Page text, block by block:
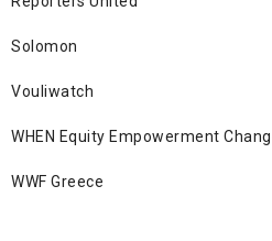
Solomon
Vouliwatch
WHEN Equity Empowerment
WWF Greece